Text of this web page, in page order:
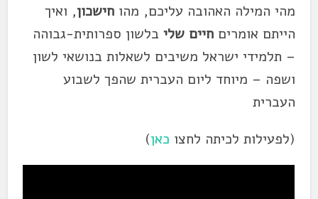
מהי המילה האהובה עליכם, מהוחישכון, ואיך
הייתם אומריםחיים שלי בלשון ספרותית-גבוהה
– תלמידי ישראל משיבים לשאלות בנושאי לשון
ושפה – מיוחד ליום העברית שהפך לשבוע
העברית
(לפעילות לכיתה לחצו כאן)